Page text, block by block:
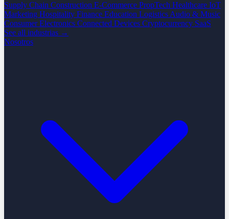
Supply Chain Construction E-Commerce PropTech Healthcare IoT
Marketing Hospitality Finance Education Logistics Audio & Music
Consumer Electronics Connected Devices Cryptocurrency SaaS
See all industrias →
Nosotros